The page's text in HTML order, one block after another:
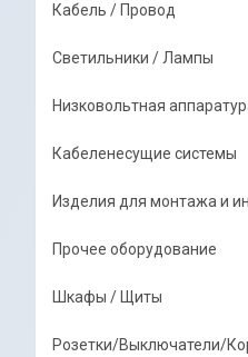
Кабель / Провод
Светильники / Лампы
Низковольтная
Кабеленесущие системы
Изделия для монтажа и
Прочее оборудование
Шкафы / Щиты
Розетки/Выключатели/